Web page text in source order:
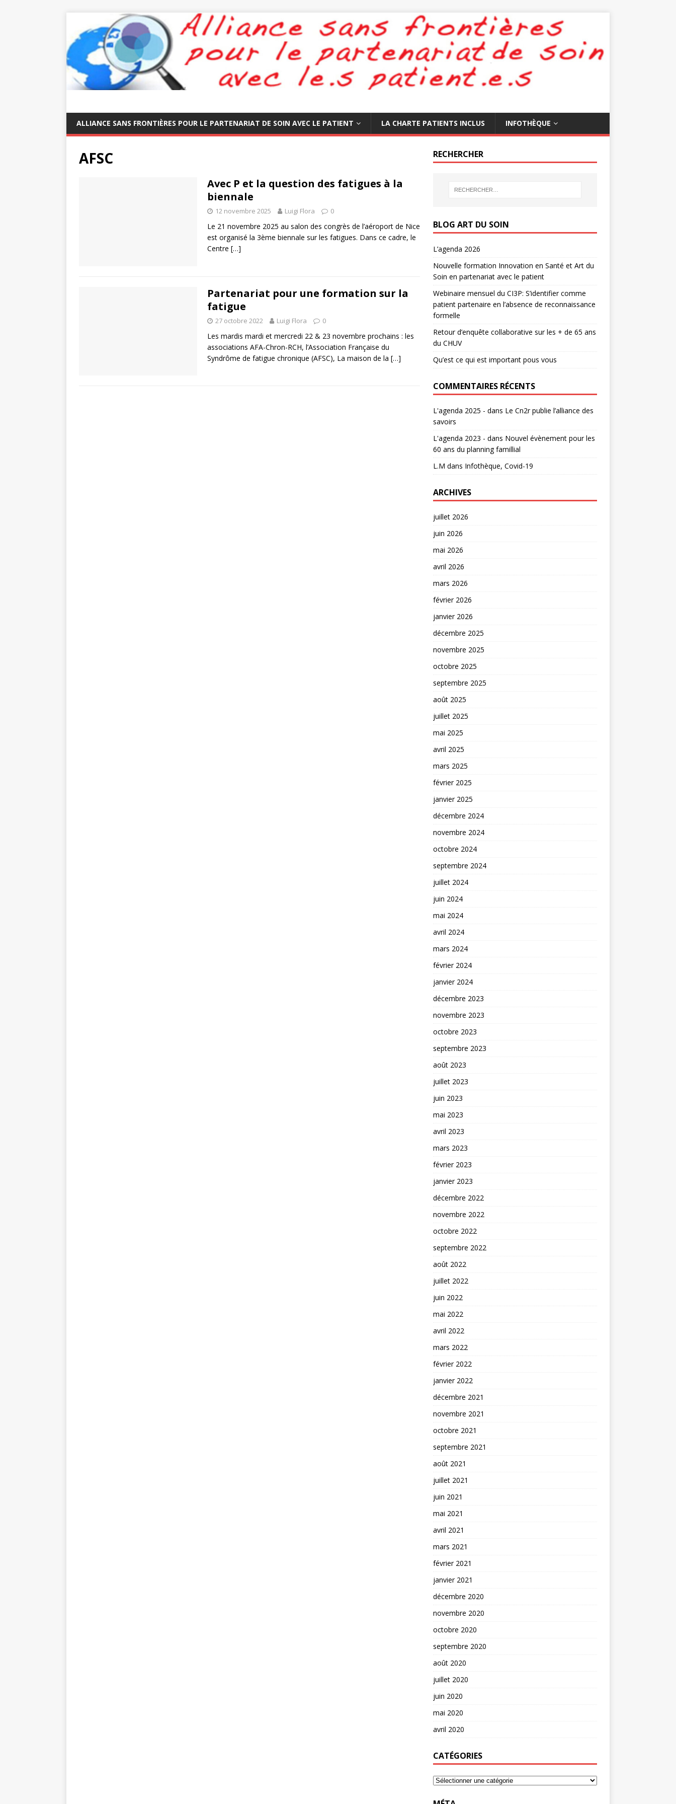
ALLIANCE SANS FRONTIÈRES POUR LE PARTENARIAT DE SOIN AVEC LE PATIENT LA CHARTE PATIENTS INCLUS INFOTHÈQUE
AFSC
Avec P et la question des fatigues à la
biennale
12 novembre 2025 Luigi Flora 0
Le 21 novembre 2025 au salon des congrès de l’aéroport de Nice
est organisé la 3ème biennale sur les fatigues. Dans ce cadre, le
Centre […]
Partenariat pour une formation sur la
fatigue
27 octobre 2022 Luigi Flora 0
Les mardis mardi et mercredi 22 & 23 novembre prochains : les
associations AFA-Chron-RCH, l’Association Française du
Syndrôme de fatigue chronique (AFSC), La maison de la […]
RECHERCHER
BLOG ART DU SOIN
L’agenda 2026
Nouvelle formation Innovation en Santé et Art du
Soin en partenariat avec le patient
Webinaire mensuel du CI3P: S’identifier comme
patient partenaire en l’absence de reconnaissance
formelle
Retour d’enquête collaborative sur les + de 65 ans
du CHUV
Qu’est ce qui est important pous vous
COMMENTAIRES RÉCENTS
L'agenda 2025 - dans Le Cn2r publie l’alliance des
savoirs
L'agenda 2023 - dans Nouvel évènement pour les
60 ans du planning famillial
L.M dans Infothèque, Covid-19
ARCHIVES
juillet 2026
juin 2026
mai 2026
avril 2026
mars 2026
février 2026
janvier 2026
décembre 2025
novembre 2025
octobre 2025
septembre 2025
août 2025
juillet 2025
mai 2025
avril 2025
mars 2025
février 2025
janvier 2025
décembre 2024
novembre 2024
octobre 2024
septembre 2024
juillet 2024
juin 2024
mai 2024
avril 2024
mars 2024
février 2024
janvier 2024
décembre 2023
novembre 2023
octobre 2023
septembre 2023
août 2023
juillet 2023
juin 2023
mai 2023
avril 2023
mars 2023
février 2023
janvier 2023
décembre 2022
novembre 2022
octobre 2022
septembre 2022
août 2022
juillet 2022
juin 2022
mai 2022
avril 2022
mars 2022
février 2022
janvier 2022
décembre 2021
novembre 2021
octobre 2021
septembre 2021
août 2021
juillet 2021
juin 2021
mai 2021
avril 2021
mars 2021
février 2021
janvier 2021
décembre 2020
novembre 2020
octobre 2020
septembre 2020
août 2020
juillet 2020
juin 2020
mai 2020
avril 2020
CATÉGORIES